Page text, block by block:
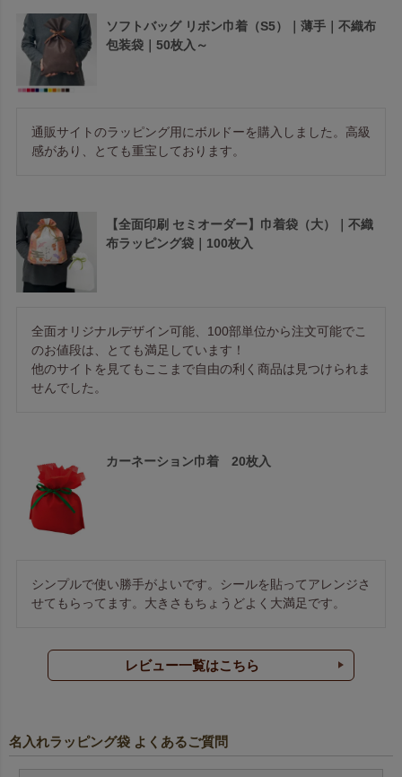
ソフトバッグ リボン巾着（S5）｜薄手｜不織布
包装袋｜50枚入～
通販サイトのラッピング用にボルドーを購入しました。高級
感があり、とても重宝しております。
【全面印刷 セミオーダー】巾着袋（大）｜不織
布ラッピング袋｜100枚入
全面オリジナルデザイン可能、100部単位から注文可能でこ
のお値段は、とても満足しています！
他のサイトを見てもここまで自由の利く商品は見つけられま
せんでした。
カーネーション巾着 20枚入
シンプルで使い勝手がよいです。シールを貼ってアレンジさ
せてもらってます。大きさもちょうどよく大満足です。
レビュー一覧はこちら
名入れラッピング袋 よくあるご質問